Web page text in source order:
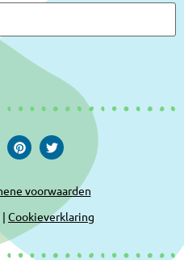
voorwaarden
| Cookieverklaring